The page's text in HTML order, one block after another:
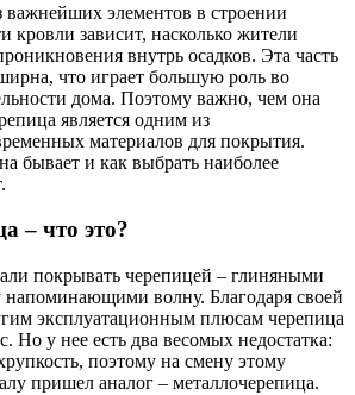
элементов в строении
кровли зависит, насколько жители
внутрь осадков. Эта часть
что играет большую роль во
дома. Поэтому важно, чем она
является одним из
материалов для покрытия.
бывает и как выбрать наиболее
– что это?
покрывать черепицей – глиняными
напоминающими волну. Благодаря своей
эксплуатационным плюсам черепица
Но у нее есть два весомых недостатка:
поэтому на смену этому
пришел аналог – металлочерепица.